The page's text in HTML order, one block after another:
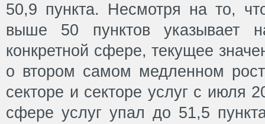
50,9 пункта. Несмотря на то,
выше 50 пунктов указывает
конкретной сфере, текущее
о втором самом медленном
секторе и секторе услуг с июля
сфере услуг упал до 51,5